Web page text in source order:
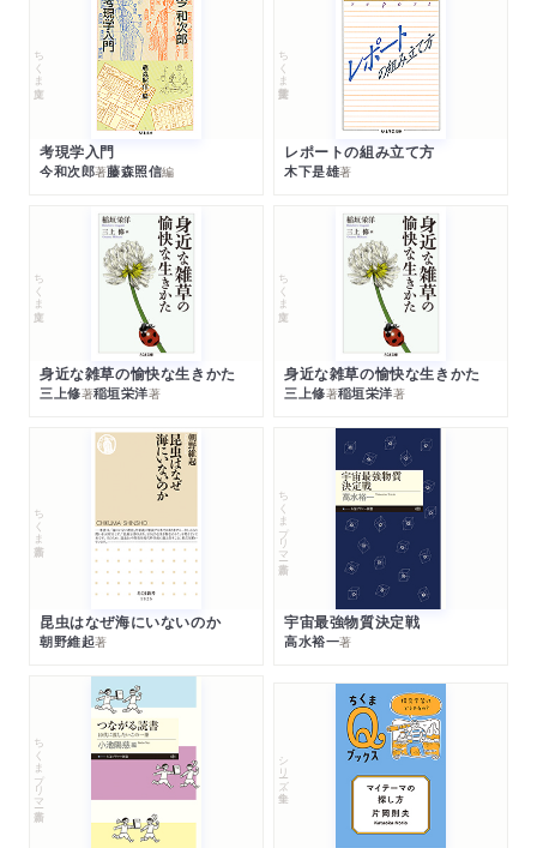
ちくま文庫
考現学入門
今和次郎著藤森照信編
ちくま学芸文庫
レポートの組み立て方
木下是雄著
ちくま文庫
身近な雑草の愉快な生きかた
三上修著稲垣栄洋著
ちくま文庫
身近な雑草の愉快な生きかた
三上修著稲垣栄洋著
ちくま新書
昆虫はなぜ海にいないのか
朝野維起著
ちくまプリマー新書
宇宙最強物質決定戦
高水裕一著
ちくまプリマー新書 シリーズ・全集